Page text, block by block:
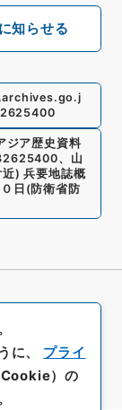
知らせる
ジア歴史資料
、 山
) 兵要地誌概
日(防衛省防
に、 プライ
Cookie）の